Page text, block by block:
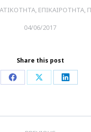
, ΕΠΙΚΑΙΡΟΤΗΤΑ,
04/06/2017
Share this post
Share
Facebook
Share
X
Share